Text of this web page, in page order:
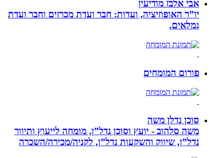
אבי אלבז מודיעין
יו”ר האופוזיציה, ועדות: חבר ועדת מכרזים וחבר ועדת
גמלאים.
פורום המומחים
סוכן נדלן משה
משה סלהוב - יועץ וסוכן נדל”ן, מומחה לייעוץ ותיווך
נדל”ן, שיווק והשקעות נדל”ן, לקניה/מכירה/השכרה